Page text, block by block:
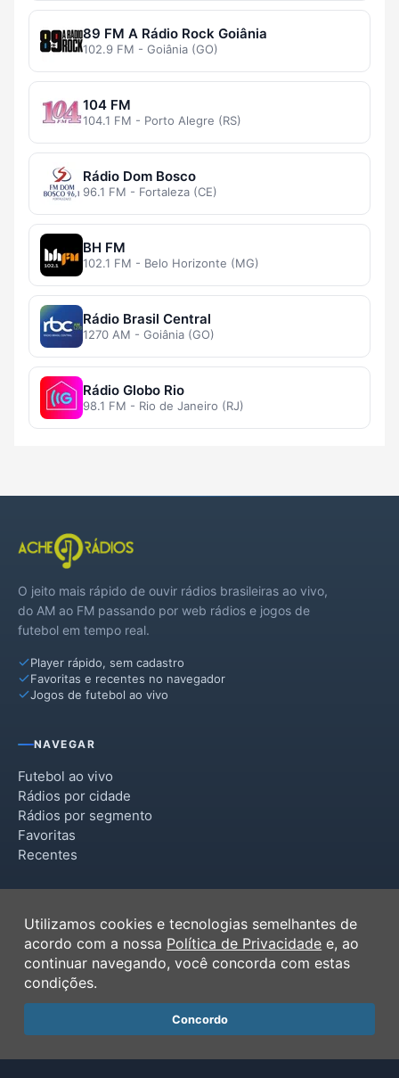
89 FM A Rádio Rock Goiânia
102.9 FM - Goiânia (GO)
104 FM
104.1 FM - Porto Alegre (RS)
Rádio Dom Bosco
96.1 FM - Fortaleza (CE)
BH FM
102.1 FM - Belo Horizonte (MG)
Rádio Brasil Central
1270 AM - Goiânia (GO)
Rádio Globo Rio
98.1 FM - Rio de Janeiro (RJ)
O jeito mais rápido de ouvir rádios brasileiras ao vivo,
do AM ao FM passando por web rádios e jogos de
futebol em tempo real.
Player rápido, sem cadastro
Favoritas e recentes no navegador
Jogos de futebol ao vivo
NAVEGAR
Futebol ao vivo
Rádios por cidade
Rádios por segmento
Favoritas
Recentes
Termos de Uso
Política de Privacidade
Ferramentas
Contato
Utilizamos cookies e tecnologias semelhantes de
acordo com a nossa Política de Privacidade e, ao
continuar navegando, você concorda com estas
condições.
Concordo